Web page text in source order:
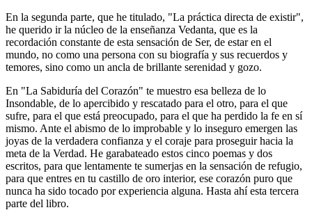
En la segunda parte, que he titulado, "La práctica directa de existir",
he querido ir la núcleo de la enseñanza Vedanta, que es la
recordación constante de esta sensación de Ser, de estar en el
mundo, no como una persona con su biografía y sus recuerdos y
temores, sino como un ancla de brillante serenidad y gozo.
En "La Sabiduría del Corazón" te muestro esa belleza de lo
Insondable, de lo apercibido y rescatado para el otro, para el que
sufre, para el que está preocupado, para el que ha perdido la fe en sí
mismo. Ante el abismo de lo improbable y lo inseguro emergen las
joyas de la verdadera confianza y el coraje para proseguir hacia la
meta de la Verdad. He garabateado estos cinco poemas y dos
escritos, para que lentamente te sumerjas en la sensación de refugio,
para que entres en tu castillo de oro interior, ese corazón puro que
nunca ha sido tocado por experiencia alguna. Hasta ahí esta tercera
parte del libro.